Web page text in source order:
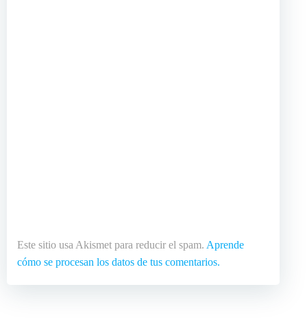
Este sitio usa Akismet para reducir el spam. Aprende
cómo se procesan los datos de tus comentarios.